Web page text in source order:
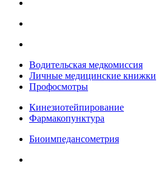
Водительская медкомиссия
Личные медицинские книжки
Профосмотры
Кинезиотейпирование
Фармакопунктура
Биоимпедансометрия